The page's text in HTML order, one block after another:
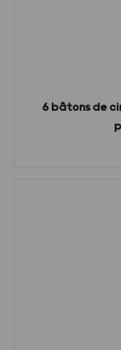
6 bâtons de